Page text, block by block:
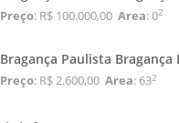
Preço: R$ 100.000,00 Area: 02
Bragança Paulista Bragança
Preço: R$ 2.600,00 Area: 632